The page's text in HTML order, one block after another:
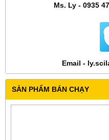
Ms. Ly - 0935
Email -
SẢN PHẨM BÁN CHẠY